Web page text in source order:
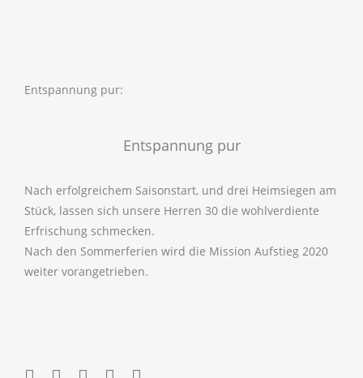
Entspannung pur:
Entspannung pur
Nach erfolgreichem Saisonstart, und drei Heimsiegen am
Stück, lassen sich unsere Herren 30 die wohlverdiente
Erfrischung schmecken.
Nach den Sommerferien wird die Mission Aufstieg 2020
weiter vorangetrieben.